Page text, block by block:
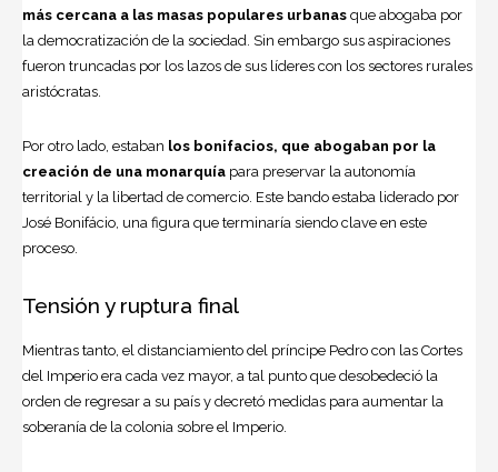
más cercana a las masas populares urbanas que abogaba por
la democratización de la sociedad. Sin embargo sus aspiraciones
fueron truncadas por los lazos de sus líderes con los sectores rurales
aristócratas.
Por otro lado, estaban los bonifacios, que abogaban por la
creación de una monarquía para preservar la autonomía
territorial y la libertad de comercio. Este bando estaba liderado por
José Bonifácio, una figura que terminaría siendo clave en este
proceso.
Tensión y ruptura final
Mientras tanto, el distanciamiento del príncipe Pedro con las Cortes
del Imperio era cada vez mayor, a tal punto que desobedeció la
orden de regresar a su país y decretó medidas para aumentar la
soberanía de la colonia sobre el Imperio.